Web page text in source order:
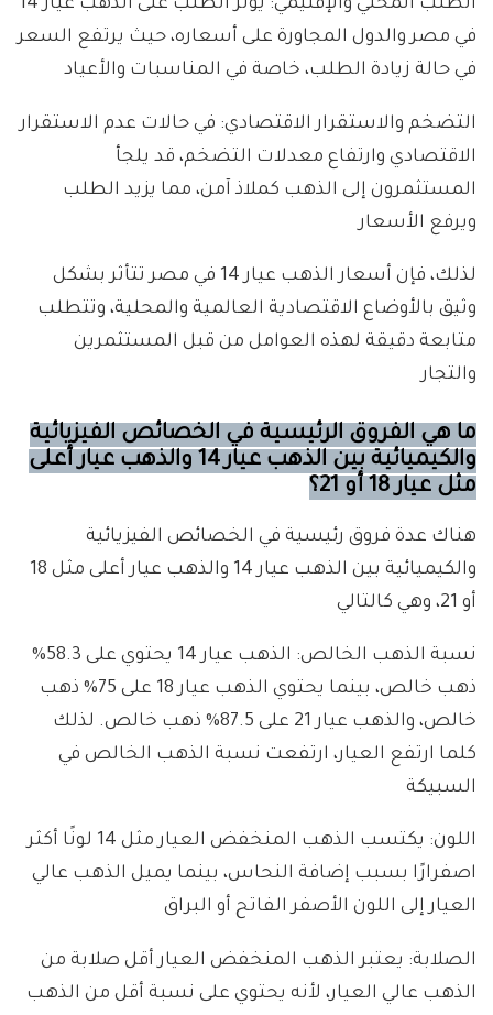
الطلب المحلي والإقليمي: يؤثر الطلب على الذهب عيار 14
في مصر والدول المجاورة على أسعاره، حيث يرتفع السعر
في حالة زيادة الطلب، خاصة في المناسبات والأعياد
التضخم والاستقرار الاقتصادي: في حالات عدم الاستقرار
الاقتصادي وارتفاع معدلات التضخم، قد يلجأ
المستثمرون إلى الذهب كملاذ آمن، مما يزيد الطلب
ويرفع الأسعار
لذلك، فإن أسعار الذهب عيار 14 في مصر تتأثر بشكل
وثيق بالأوضاع الاقتصادية العالمية والمحلية، وتتطلب
متابعة دقيقة لهذه العوامل من قبل المستثمرين
والتجار
ما هي الفروق الرئيسية في الخصائص الفيزيائية
والكيميائية بين الذهب عيار 14 والذهب عيار أعلى
مثل عيار 18 أو 21؟
هناك عدة فروق رئيسية في الخصائص الفيزيائية
والكيميائية بين الذهب عيار 14 والذهب عيار أعلى مثل 18
أو 21، وهي كالتالي
نسبة الذهب الخالص: الذهب عيار 14 يحتوي على 58.3%
ذهب خالص، بينما يحتوي الذهب عيار 18 على 75% ذهب
خالص، والذهب عيار 21 على 87.5% ذهب خالص. لذلك
كلما ارتفع العيار، ارتفعت نسبة الذهب الخالص في
السبيكة
اللون: يكتسب الذهب المنخفض العيار مثل 14 لونًا أكثر
اصفرارًا بسبب إضافة النحاس، بينما يميل الذهب عالي
العيار إلى اللون الأصفر الفاتح أو البراق
الصلابة: يعتبر الذهب المنخفض العيار أقل صلابة من
الذهب عالي العيار، لأنه يحتوي على نسبة أقل من الذهب